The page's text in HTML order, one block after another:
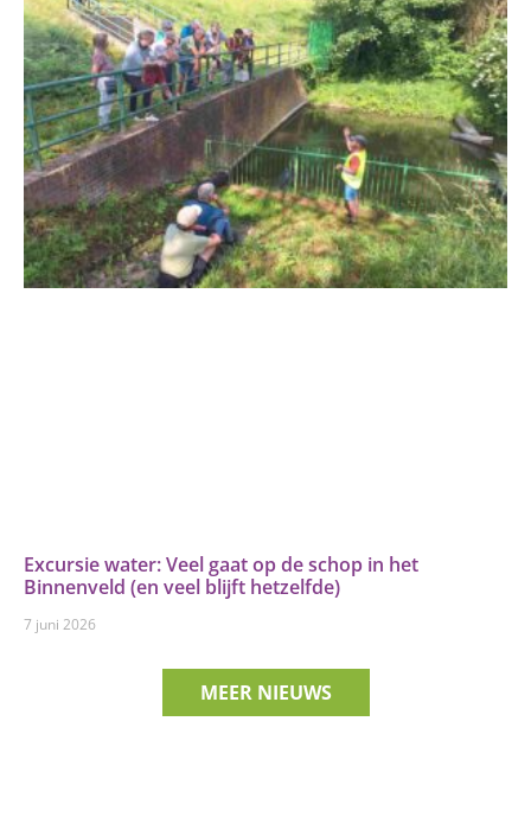
Excursie water: Veel gaat op de schop in het
Binnenveld (en veel blijft hetzelfde)
7 juni 2026
MEER NIEUWS